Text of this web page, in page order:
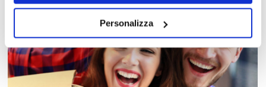
Personalizza